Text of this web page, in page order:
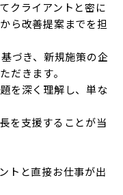
クライアントと密に
ら改善提案までを担
づき、新規施策の企
だきます。
を深く理解し、単な
を支援することが当
トと直接お仕事が出